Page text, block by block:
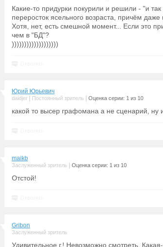
Какие-то придурки покурили и решили - "и
переросток ясельного возраста, причём
Хотя, нет, есть смешной момент... Если это
чем в "БД"?
)))))))))))))))))))
Юрий Юрьевич
daidjer Постоянный зритель Оценка серии: 1 из 10
какой то высер графомана а не сценарий, ну
maikb
Заслуженный зритель Оценка серии: 1 из 10
Отстой!
Gribon
Заслуженный зритель
Удивительное г.! Невозможно смотреть.